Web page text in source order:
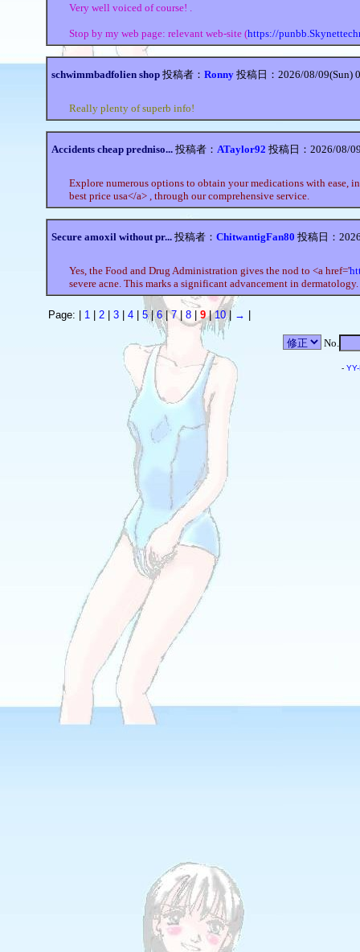
Very well voiced of course! .
Stop by my web page: relevant web-site (https://
schwimmbadfolien shop投稿者： Ronny投稿日：2026/08/09(Sun)
Really plenty of superb info!
Accidents cheap predniso...投稿者： ATaylor92 投稿日：2026/08/
Explore numerous options to obtain your medications with ease,
best price usa</a> , through our comprehensive service.
Secure amoxil without pr...投稿者： ChitwantigFan80 投稿日：
Yes, the Food and Drug Administration gives the nod to <a href='
severe acne. This marks a significant advancement in dermatology.
Page: | 1 | 2| 3| 4| 5|6|7| 8| 9|10| → |
No.
-